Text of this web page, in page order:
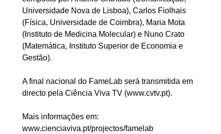
Universidade Nova de Lisboa), Carlos Fiolhais
(Física, Universidade de Coimbra), Maria Mota
(Instituto de Medicina Molecular) e Nuno Crato
(Matemática, Instituto Superior de Economia e
Gestão).
A final nacional do FameLab será transmitida em
directo pela Ciência Viva TV (www.cvtv.pt).
Mais informações em:
www.cienciaviva.pt/projectos/famelab